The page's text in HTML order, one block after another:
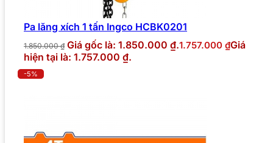
Pa lăng xích 1 tấn Ingco HCBK0201
1.850.000₫ Giá gốc là: 1.850.000 ₫.1.757.000 ₫Giá
hiện tại là: 1.757.000 ₫.
-5%